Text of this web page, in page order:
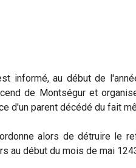
informé, au début de
de Montségur et
d'un parent décédé du fait
alors de détruire le
au début du mois de mai